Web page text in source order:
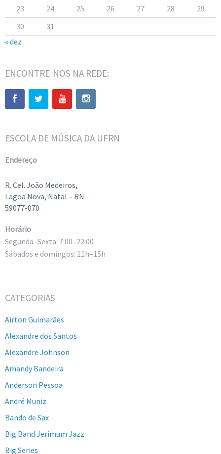
23
24 25 26 27 28
29
30
31
« dez
ENCONTRE-NOS NA REDE:
ESCOLA DE MÚSICA DA UFRN
Endereço
R. Cel. João Medeiros,
Lagoa Nova, Natal – RN
59077-070
Horário
Segunda–Sexta: 7:00–22:00
Sábados e domingos: 11h–15h
CATEGORIAS
Airton Guimarães
Alexandre dos Santos
Alexandre Johnson
Amandy Bandeira
Anderson Pessoa
André Muniz
Bando de Sax
Big Band Jerimum Jazz
Big Series